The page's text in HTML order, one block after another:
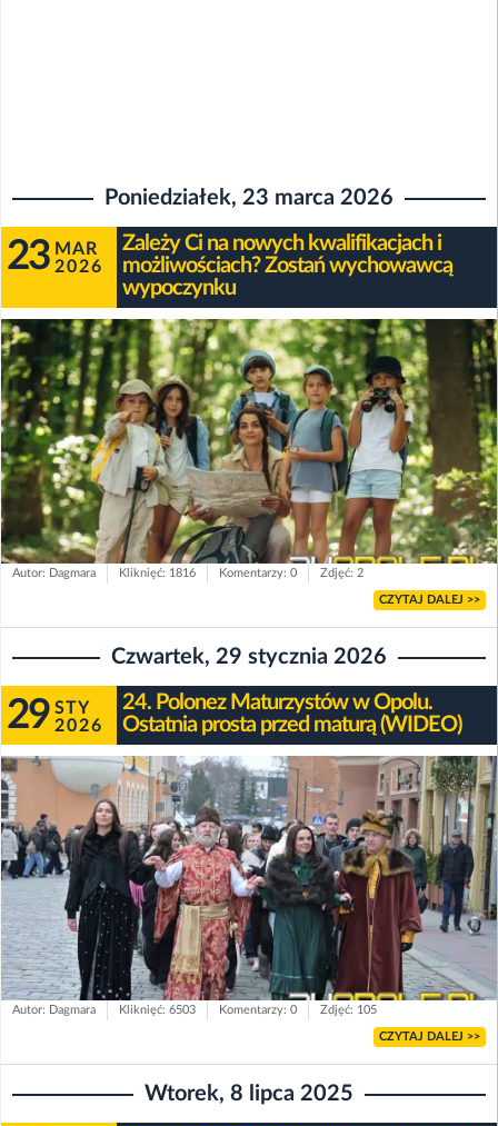
Poniedziałek, 23 marca 2026
23 MAR
2026
Zależy Ci na nowych kwalifikacjach i
możliwościach? Zostań wychowawcą
wypoczynku
Autor: Dagmara Kliknięć: 1816 Komentarzy: 0 Zdjęć: 2
CZYTAJ DALEJ >>
Czwartek, 29 stycznia 2026
29 STY
2026
24. Polonez Maturzystów w Opolu.
Ostatnia prosta przed maturą (WIDEO)
Autor: Dagmara Kliknięć: 6503 Komentarzy: 0 Zdjęć: 105
CZYTAJ DALEJ >>
Wtorek, 8 lipca 2025